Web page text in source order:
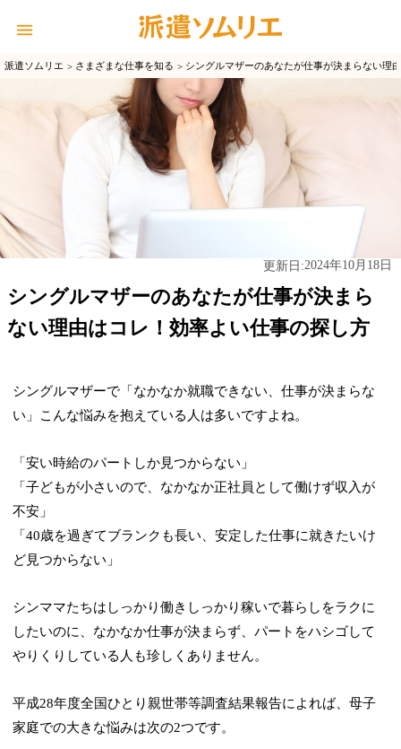
派遣ソムリエ さまざまな仕事を知る シングルマザーのあなたが仕事が決まらない理
更新日:2024年10月18日
シングルマザーのあなたが仕事が決まら
ない理由はコレ！効率よい仕事の探し方
シングルマザーで「なかなか就職できない、仕事が決まらな
い」こんな悩みを抱えている人は多いですよね。
「安い時給のパートしか見つからない」
「子どもが小さいので、なかなか正社員として働けず収入が
不安」
「40歳を過ぎてブランクも長い、安定した仕事に就きたいけ
ど見つからない」
シンママたちはしっかり働きしっかり稼いで暮らしをラクに
したいのに、なかなか仕事が決まらず、パートをハシゴして
やりくりしている人も珍しくありません。
平成28年度全国ひとり親世帯等調査結果報告によれば、母子
家庭での大きな悩みは次の2つです。